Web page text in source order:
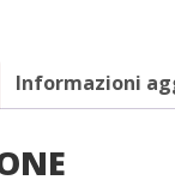
Informazioni